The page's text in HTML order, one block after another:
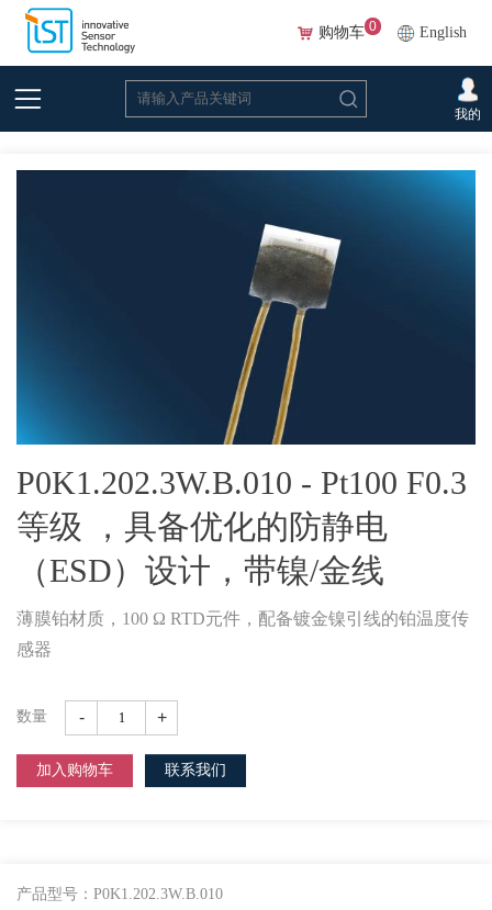
English
购物车 0
我的
首页 >温度传感器 > 铂 >P0K1.202.3W.B.010 - Pt100 F0.3等级
P0K1.202.3W.B.010 - Pt100 F0.3
等级 ，具备优化的防静电
（ESD）设计，带镍/金线
薄膜铂材质，100 Ω RTD元件，配备镀金镍引线的铂温度传
感器
数量 - +
加入购物车 联系我们
产品型号：P0K1.202.3W.B.010